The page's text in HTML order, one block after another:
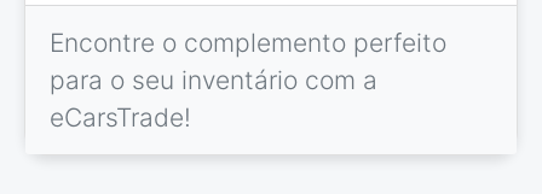
Encontre o complemento perfeito
para o seu inventário com a
eCarsTrade!